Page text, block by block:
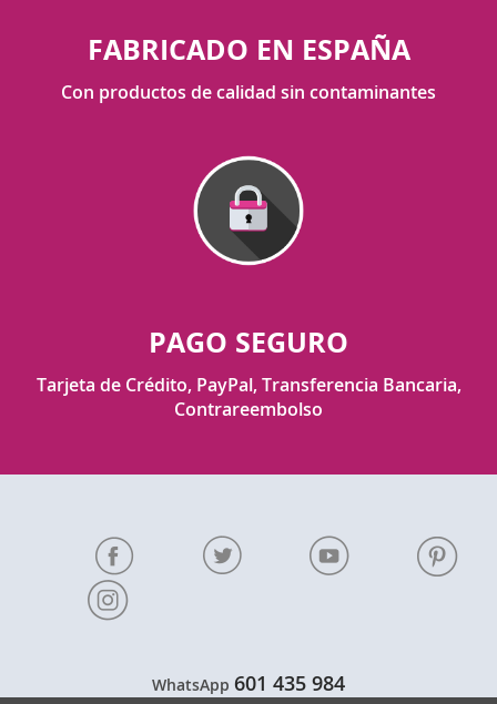
FABRICADO EN ESPAÑA
Con productos de calidad sin contaminantes
PAGO SEGURO
Tarjeta de Crédito, PayPal, Transferencia Bancaria,
Contrareembolso
WhatsApp 601 435 984